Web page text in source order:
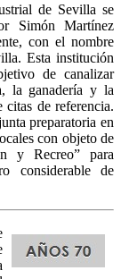
de Sevilla se
Simón Martínez
con el nombre
Esta institución
de canalizar
la ganadería y la
de referencia.
preparatoria en
con objeto de
y Recreo” para
considerable de